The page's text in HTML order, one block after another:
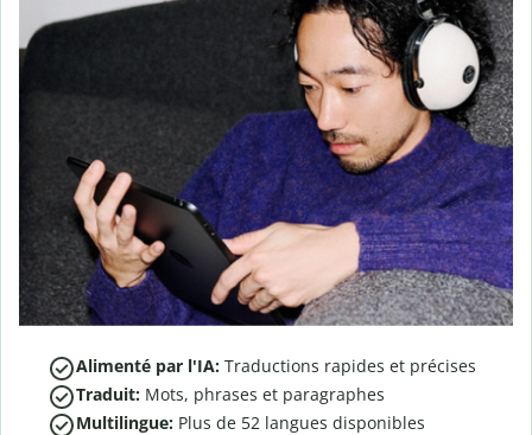
Alimenté par l'IA: Traductions rapides et précises
Traduit: Mots, phrases et paragraphes
Multilingue: Plus de 52 langues disponibles